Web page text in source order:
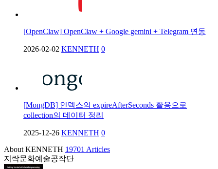
[OpenClaw] OpenClaw + Google gemini + Telegram 연동
2026-02-02 KENNETH 0
[MongDB] 인덱스의 expireAfterSeconds 활용으로
collection의 데이터 정리
2025-12-26 KENNETH 0
About KENNETH 19701 Articles
지락문화예술공작단